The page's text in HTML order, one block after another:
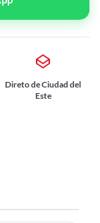
Direto de Ciudad del
Este